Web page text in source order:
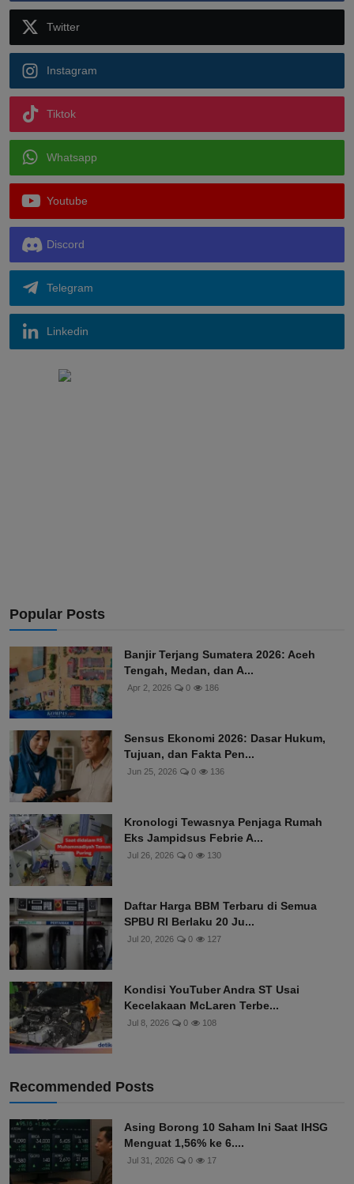
Twitter
Instagram
Tiktok
Whatsapp
Youtube
Discord
Telegram
Linkedin
Popular Posts
Banjir Terjang Sumatera 2026: Aceh
Tengah, Medan, dan A...
Apr 2, 2026 0 186
Sensus Ekonomi 2026: Dasar Hukum,
Tujuan, dan Fakta Pen...
Jun 25, 2026 0 136
Kronologi Tewasnya Penjaga Rumah
Eks Jampidsus Febrie A...
Jul 26, 2026 0 130
Daftar Harga BBM Terbaru di Semua
SPBU RI Berlaku 20 Ju...
Jul 20, 2026 0 127
Kondisi YouTuber Andra ST Usai
Kecelakaan McLaren Terbe...
Jul 8, 2026 0 108
Recommended Posts
Asing Borong 10 Saham Ini Saat IHSG
Menguat 1,56% ke 6....
Jul 31, 2026 0 17